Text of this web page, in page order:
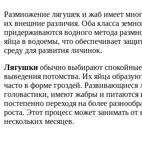
Размножение лягушек и жаб имеет
их внешние различия. Оба класса
придерживаются водного метода
яйца в водоемы, что обеспечивает
среду для развития личинок.
Лягушки обычно выбирают
выведения потомства. Их яйца
часто в форме гроздей.
головастики, имеют жабры и питаются
постепенно переходя на более
роста. Этот процесс может занимать от
нескольких месяцев.